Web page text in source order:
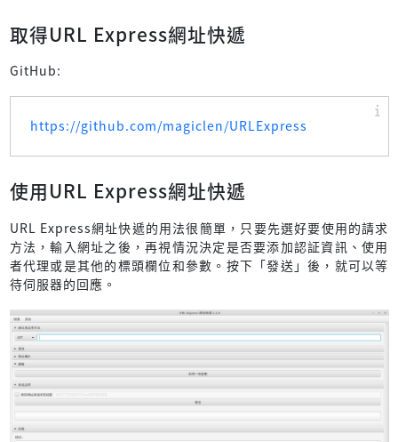
取得URL Express網址快遞
GitHub:
https://github.com/magiclen/URLExpress
使用URL Express網址快遞
URL Express網址快遞的用法很簡單，只要先選好要使用的請求
方法，輸入網址之後，再視情況決定是否要添加認証資訊、使用
者代理或是其他的標頭欄位和參數。按下「發送」後，就可以等
待伺服器的回應。